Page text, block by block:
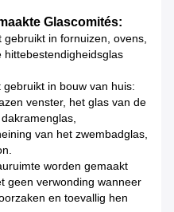
Glascomités:
in fornuizen, ovens,
in bouw van huis:
venster, het glas van de
van het zwembadglas,
worden gemaakt
geen verwonding wanneer
en toevallig hen